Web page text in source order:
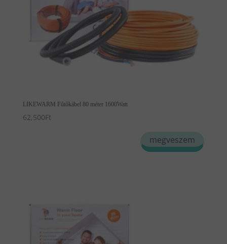
LIKEWARM Fűtőkábel 80 méter 1600Watt
62,500Ft
megveszem